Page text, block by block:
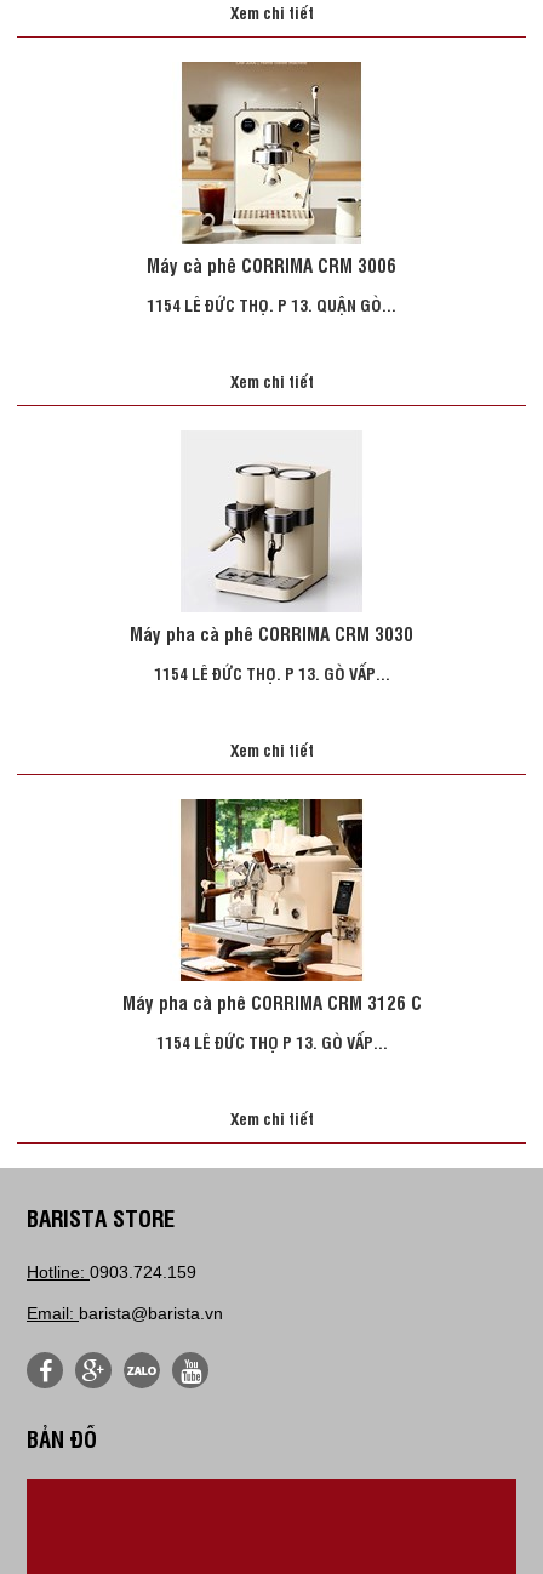
Xem chi tiết
Máy cà phê CORRIMA CRM 3006
1154 LÊ ĐỨC THỌ. P 13. QUẬN GÒ...
Xem chi tiết
Máy pha cà phê CORRIMA CRM 3030
1154 LÊ ĐỨC THỌ. P 13. GÒ VẤP...
Xem chi tiết
Máy pha cà phê CORRIMA CRM 3126 C
1154 LÊ ĐỨC THỌ P 13. GÒ VẤP...
Xem chi tiết
BARISTA STORE
Hotline: 0903.724.159
Email: barista@barista.vn
BẢN ĐỒ